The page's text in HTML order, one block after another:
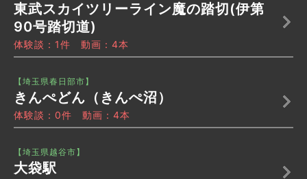
東武スカイツリーライン魔の踏切(伊第
90号踏切道)
体験談：1件 動画：4本
【埼玉県春日部市】
きんぺどん（きんぺ沼）
体験談：0件 動画：4本
【埼玉県越谷市】
大袋駅